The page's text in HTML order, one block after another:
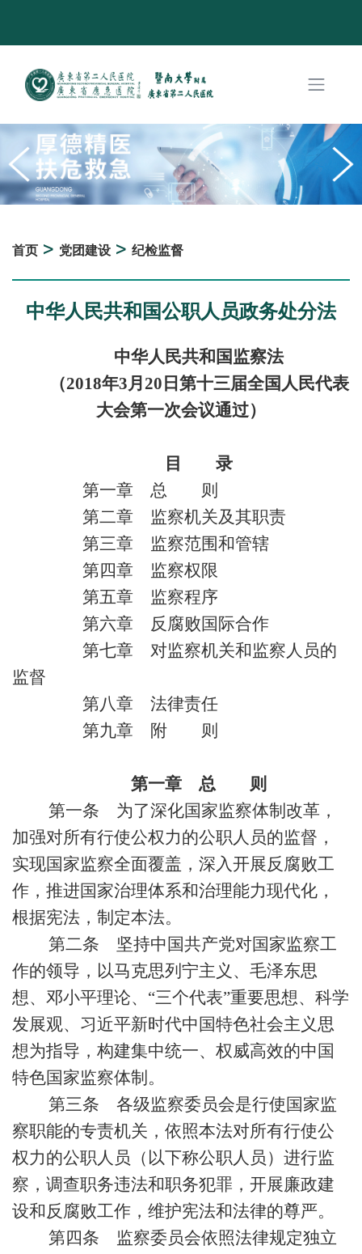
首页 > 党团建设 > 纪检监督
中华人民共和国公职人员政务处分法
中华人民共和国监察法
（2018年3月20日第十三届全国人民代表
大会第一次会议通过）
目 录
第一章 总 则
第二章 监察机关及其职责
第三章 监察范围和管辖
第四章 监察权限
第五章 监察程序
第六章 反腐败国际合作
第七章 对监察机关和监察人员的
监督
第八章 法律责任
第九章 附 则
第一章 总 则
第一条 为了深化国家监察体制改革，
加强对所有行使公权力的公职人员的监督，
实现国家监察全面覆盖，深入开展反腐败工
作，推进国家治理体系和治理能力现代化，
根据宪法，制定本法。
第二条 坚持中国共产党对国家监察工
作的领导，以马克思列宁主义、毛泽东思
想、邓小平理论、“三个代表”重要思想、科学
发展观、习近平新时代中国特色社会主义思
想为指导，构建集中统一、权威高效的中国
特色国家监察体制。
第三条 各级监察委员会是行使国家监
察职能的专责机关，依照本法对所有行使公
权力的公职人员（以下称公职人员）进行监
察，调查职务违法和职务犯罪，开展廉政建
设和反腐败工作，维护宪法和法律的尊严。
第四条 监察委员会依照法律规定独立